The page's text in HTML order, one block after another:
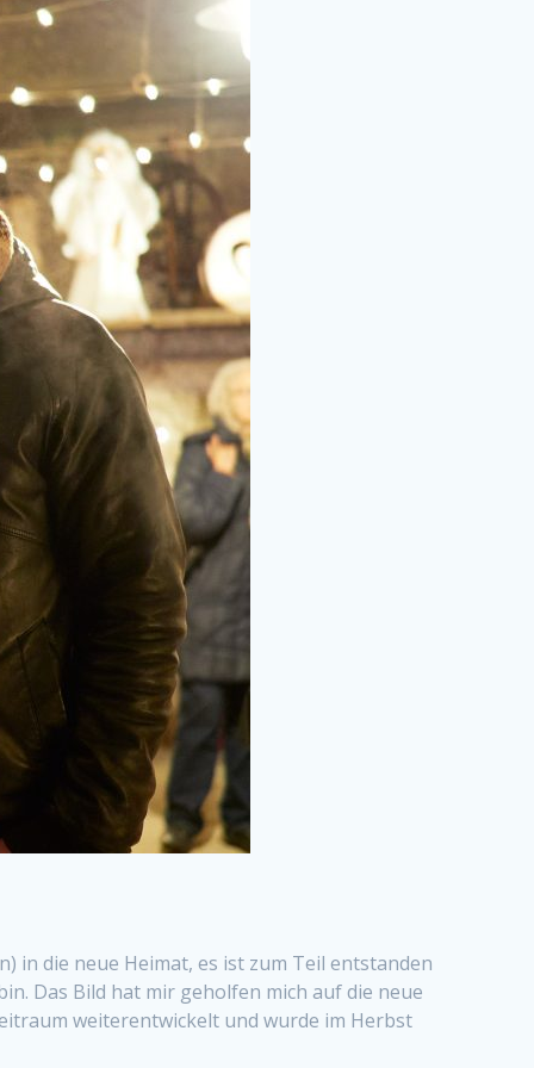
in die neue Heimat, es ist zum Teil entstanden
Das Bild hat mir geholfen mich auf die neue
weiterentwickelt und wurde im Herbst